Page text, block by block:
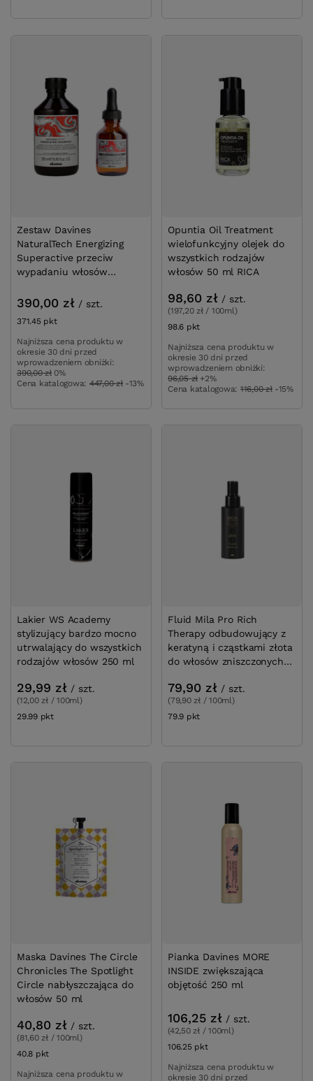
Zestaw Davines
NaturalTech Energizing
Superactive przeciw
wypadaniu włosów
100 ml
390,00 zł / szt.
371.45 pktpunktów
Najniższa cena produktu w
okresie 30 dni przed
wprowadzeniem obniżki:
390,00 zł 0%
Cena katalogowa: 447,00 zł -13%
Opuntia Oil Treatment
wielofunkcyjny olejek do
wszystkich rodzajów
włosów 50 ml RICA
98,60 zł / szt.
(197,20 zł / 100ml)
98.6 pkt
Najniższa cena produktu w
okresie 30 dni przed
wprowadzeniem obniżki:
96,05 zł +2%
Cena katalogowa: 116,00 zł -15%
Lakier WS Academy
stylizujący bardzo mocno
utrwalający do wszystkich
rodzajów włosów 250 ml
29,99 zł / szt.
(12,00 zł / 100ml)
29.99 pktpunktów
Fluid Mila Pro Rich
Therapy odbudowujący z
keratyną i cząstkami złota
do włosów zniszczonych
79,90 zł / szt.
(79,90 zł / 100ml)
79.9 pkt
Maska Davines The Circle
Chronicles The Spotlight
Circle nabłyszczająca do
włosów 50 ml
40,80 zł / szt.
(81,60 zł / 100ml)
40.8 pkt
Najniższa cena produktu w
Pianka Davines MORE
INSIDE zwiększająca
objętość 250 ml
106,25 zł / szt.
(42,50 zł / 100ml)
106.25 pktpunktów
Najniższa cena produktu w
okresie 30 dni przed